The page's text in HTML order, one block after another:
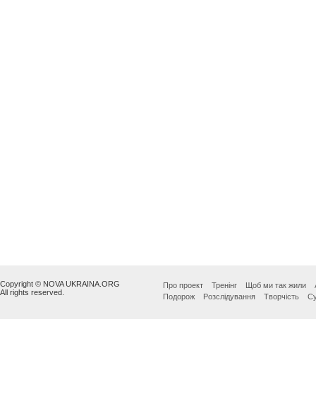
Copyright © NOVA UKRAINA.ORG
All rights reserved.
Про проект Тренінг Щоб ми так жили
Подорож
Розслідування Творчість